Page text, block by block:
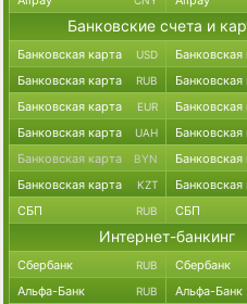
Банковские счета и
Банковская карта USD Банковская
Банковская карта RUB Банковская
Банковская карта EUR Банковская
Банковская карта UAH Банковская
Банковская карта BYN Банковская
Банковская карта KZT Банковская
СБП RUB СБП
Интернет-банкинг
Сбербанк RUB Сбербанк
Альфа-Банк RUB Альфа-Банк